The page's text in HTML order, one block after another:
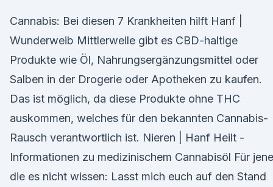
Cannabis: Bei diesen 7 Krankheiten hilft Hanf |
Wunderweib Mittlerweile gibt es CBD-haltige
Produkte wie Öl, Nahrungsergänzungsmittel oder
Salben in der Drogerie oder Apotheken zu kaufen.
Das ist möglich, da diese Produkte ohne THC
auskommen, welches für den bekannten Cannabis-
Rausch verantwortlich ist. Nieren | Hanf Heilt -
Informationen zu medizinischem Cannabisöl Für
die es nicht wissen: Lasst mich euch auf den Stand